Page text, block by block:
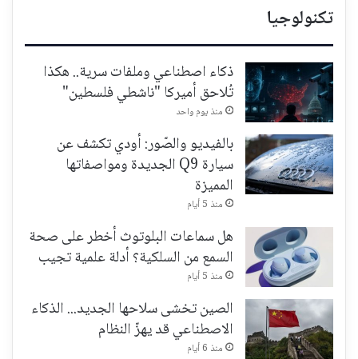
تكنولوجيا
ذكاء اصطناعي وملفات سرية.. هكذا
تُلاحق أميركا "ناشطي فلسطين"
منذ يوم واحد
بالفيديو والصّور: أودي تكشف عن
سيارة Q9 الجديدة ومواصفاتها
المميزة
منذ 5 أيام
هل سماعات البلوتوث أخطر على صحة
السمع من السلكية؟ أدلة علمية تجيب
منذ 5 أيام
الصين تخشى سلاحها الجديد... الذكاء
الاصطناعي قد يهزّ النظام
منذ 6 أيام